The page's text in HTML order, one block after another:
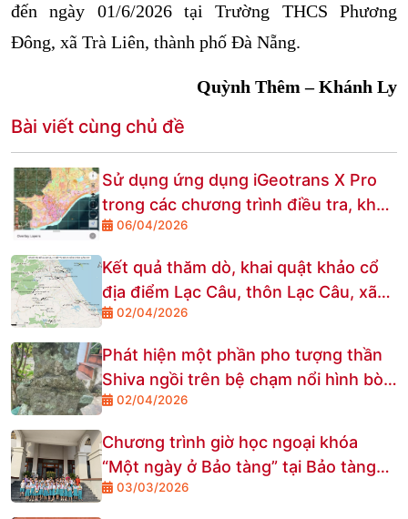
đến ngày 01/6/2026 tại Trường THCS Phương
Đông, xã Trà Liên, thành phố Đà Nẵng.
Quỳnh Thêm – Khánh Ly
Bài viết cùng chủ đề
Sử dụng ứng dụng iGeotrans X Pro
trong các chương trình điều tra, khảo
sát di tích, địa điểm khảo cổ
06/04/2026
Kết quả thăm dò, khai quật khảo cổ
địa điểm Lạc Câu, thôn Lạc Câu, xã
Thăng An, thành phố Đà Nẵng
02/04/2026
Phát hiện một phần pho tượng thần
Shiva ngồi trên bệ chạm nổi hình bò
thần Nandi ở mặt trước tại xã Quế
02/04/2026
Chương trình giờ học ngoại khóa
“Một ngày ở Bảo tàng” tại Bảo tàng
Đà Nẵng – Cơ sở 2 đã chính thức khởi
03/03/2026